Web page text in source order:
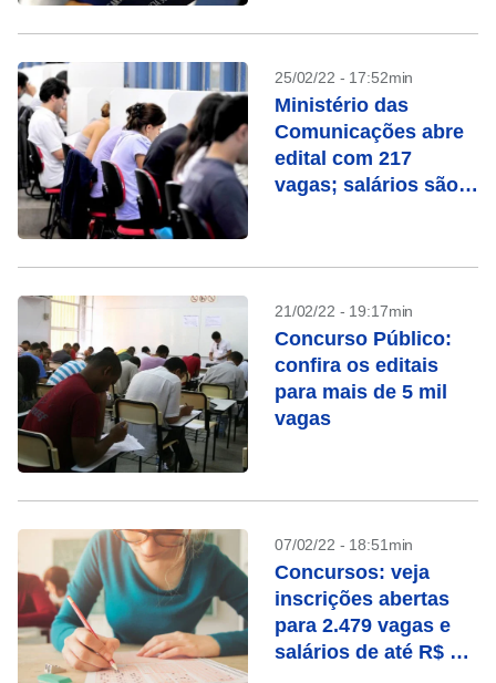
25/02/22 - 17:52min
Ministério das
Comunicações abre
edital com 217
vagas; salários são
21/02/22 - 19:17min
Concurso Público:
confira os editais
para mais de 5 mil
vagas
07/02/22 - 18:51min
Concursos: veja
inscrições abertas
para 2.479 vagas e
salários de até R$ 30